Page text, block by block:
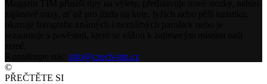
info@czech-tim.cz
©
PŘEČTĚTE SI